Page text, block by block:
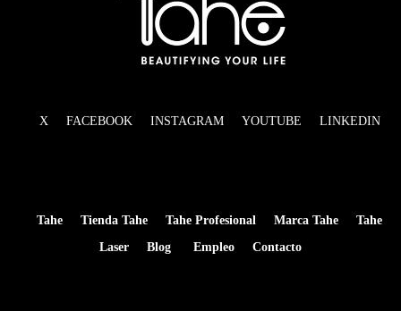
X FACEBOOK INSTAGRAM YOUTUBE LINKEDIN
Tahe Tienda Tahe Tahe Profesional Marca Tahe
Tahe
Laser
Blog Empleo Contacto